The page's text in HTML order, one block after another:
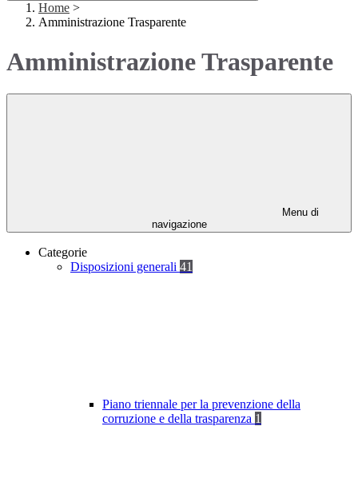
Home >
Amministrazione Trasparente
Amministrazione Trasparente
Menu di
navigazione
Categorie
Disposizioni generali 41
Piano triennale per la prevenzione della
corruzione e della trasparenza 1